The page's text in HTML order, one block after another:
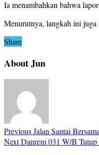
Ia menambahkan bahwa
Menurutnya, langkah ini juga
Share
About Jun
PreviousJalan Santai
NextDanrem 031 W/B